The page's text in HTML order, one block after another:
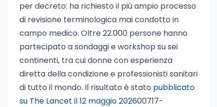
per decreto: ha richiesto il più ampio processo
di revisione terminologica mai condotto in
campo medico. Oltre 22.000 persone hanno
partecipato a sondaggi e workshop su sei
continenti, tra cui donne con esperienza
diretta della condizione e professionisti sanitari
di tutto il mondo. Il risultato è stato pubblicato
su The Lancet il 12 maggio 202600717-